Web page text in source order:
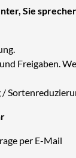
Sie
Freigaben.
per E-Mail